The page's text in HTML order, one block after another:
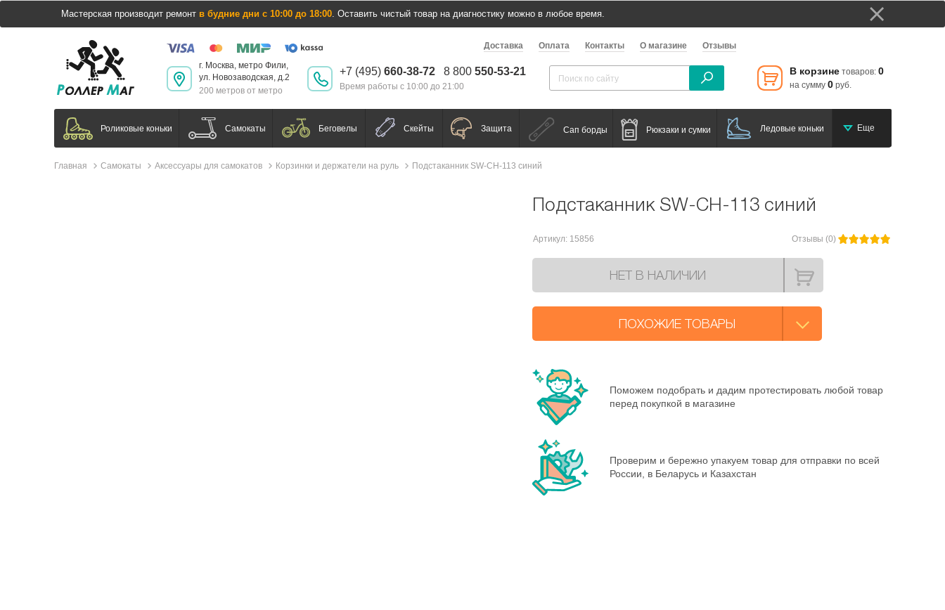
Мастерская производит ремонт в будние дни с 10:00 до 18:00. Оставить чистый товар на диагностику можно в любое время.
Доставка Оплата Контакты О магазине Отзывы
В корзине товаров: 0
на сумму 0 руб.
г. Москва, метро Фили,
ул. Новозаводская, д.2
200 метров от метро
+7 (495) 660-38-72 8 800 550-53-21
Время работы с 10:00 до 21:00
Роликовые коньки Самокаты Беговелы Скейты Защита Сап борды Рюкзаки и сумки Ледовые коньки Еще
Главная Самокаты Аксессуары для самокатов Корзинки и держатели на руль Подстаканник SW-CH-113 синий
Подстаканник SW-CH-113 синий
Артикул: 15856 Отзывы (0)
НЕТ В НАЛИЧИИ
ПОХОЖИЕ ТОВАРЫ
Поможем подобрать и дадим протестировать любой товар
перед покупкой в магазине
Проверим и бережно упакуем товар для отправки по всей
России, в Беларусь и Казахстан